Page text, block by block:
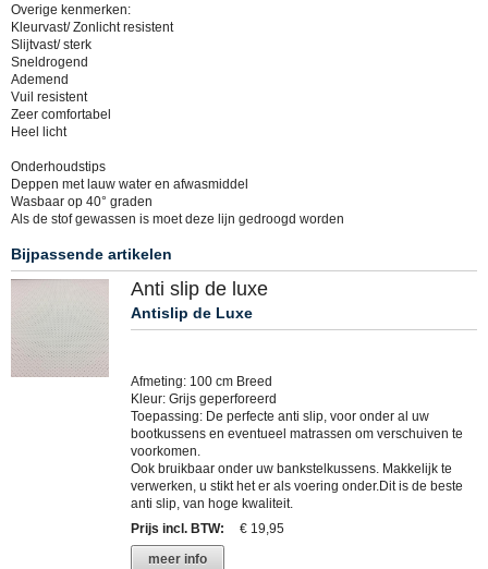
Overige kenmerken:
Kleurvast/ Zonlicht resistent
Slijtvast/ sterk
Sneldrogend
Ademend
Vuil resistent
Zeer comfortabel
Heel licht
Onderhoudstips
Deppen met lauw water en afwasmiddel
Wasbaar op 40° graden
Als de stof gewassen is moet deze lijn gedroogd worden
Bijpassende artikelen
Anti slip de luxe
Antislip de Luxe
Afmeting: 100 cm Breed
Kleur: Grijs geperforeerd
Toepassing: De perfecte anti slip, voor onder al uw
bootkussens en eventueel matrassen om verschuiven te
voorkomen.
Ook bruikbaar onder uw bankstelkussens. Makkelijk te
verwerken, u stikt het er als voering onder.Dit is de beste
anti slip, van hoge kwaliteit.
Prijs incl. BTW:
€ 19,95
meer info